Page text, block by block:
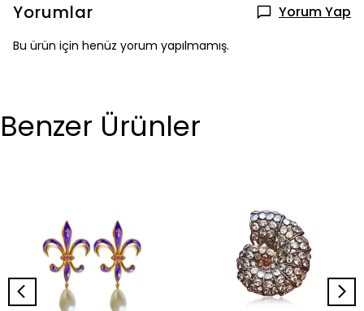
Yorumlar Yorum Yap
Bu ürün için henüz yorum yapılmamış.
Benzer Ürünler